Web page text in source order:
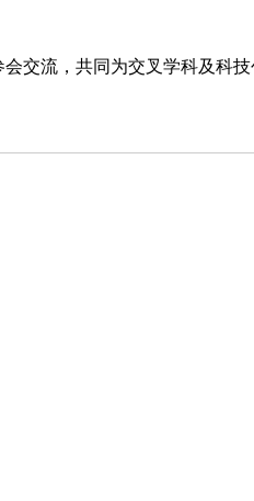
交流，共同为交叉学科及科